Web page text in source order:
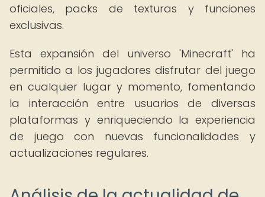
oficiales, packs de texturas y funciones
exclusivas.
Esta expansión del universo 'Minecraft' ha
permitido a los jugadores disfrutar del juego
en cualquier lugar y momento, fomentando
la interacción entre usuarios de diversas
plataformas y enriqueciendo la experiencia
de juego con nuevas funcionalidades y
actualizaciones regulares.